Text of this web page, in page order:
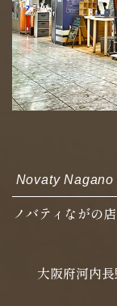
Novaty Nagano
ノバティながの店
大阪府河内